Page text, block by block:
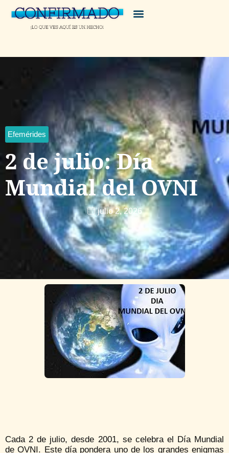
Efemérides
2 de julio: Día
Mundial del OVNI
julio 2, 2026
Cada 2 de julio, desde 2001, se celebra el Día Mundial
de OVNI. Este día pondera uno de los grandes enigmas